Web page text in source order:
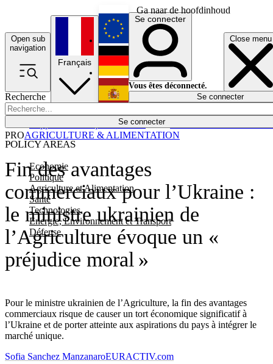
Ga naar de hoofdinhoud
Open sub
navigation
Close menu
Recherche
Se connecter
POLICY AREAS
Economie
Politique
Agriculture et Alimentation
Santé
Technologies
Energie, Environnement et Transport
Défense
Économie
Français
English
Deutsch
Español
Se connecter
Vous êtes déconnecté.
Se connecter
Fin des avantages
commerciaux pour l’Ukraine :
le ministre ukrainien de
l’Agriculture évoque un «
préjudice moral »
Pour le ministre ukrainien de l’Agriculture, la fin des avantages
commerciaux risque de causer un tort économique significatif à
l’Ukraine et de porter atteinte aux aspirations du pays à intégrer le
marché unique.
PROAGRICULTURE & ALIMENTATION
Sofia Sanchez ManzanaroEURACTIV.com